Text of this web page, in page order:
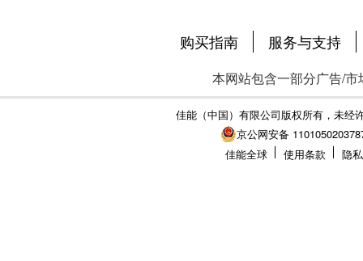
购买指南 服务与支持
本网站包含一部分广告/
佳能（中国）有限公司版权所有，未经
京公网安备
佳能全球
使用条款 隐